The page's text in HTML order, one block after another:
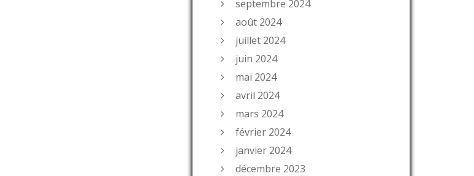
septembre 2024
août 2024
juillet 2024
juin 2024
mai 2024
avril 2024
mars 2024
février 2024
janvier 2024
décembre 2023